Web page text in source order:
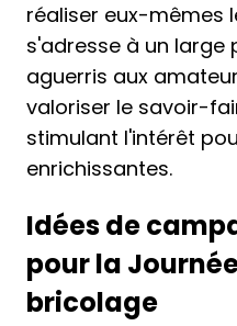
réaliser eux-mêmes
s'adresse à un large
aguerris aux
valoriser le savoir-
stimulant l'intérêt
enrichissantes.
Idées de
pour la
bricolage